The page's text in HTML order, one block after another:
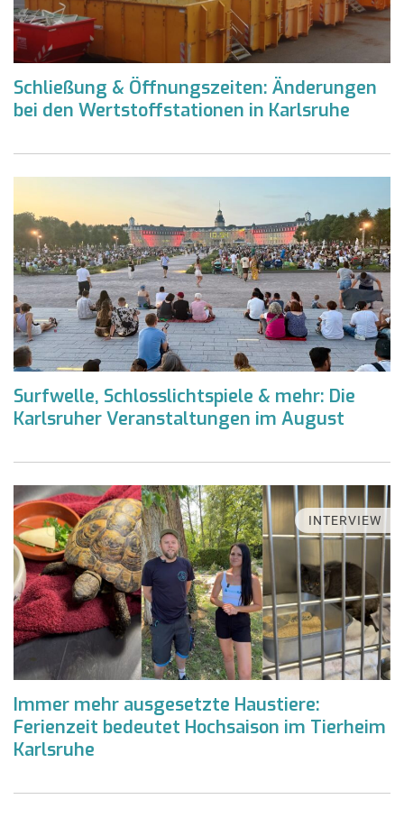
Schließung & Öffnungszeiten: Änderungen
bei den Wertstoffstationen in Karlsruhe
Surfwelle, Schlosslichtspiele & mehr: Die
Karlsruher Veranstaltungen im August
INTERVIEW
Immer mehr ausgesetzte Haustiere:
Ferienzeit bedeutet Hochsaison im Tierheim
Karlsruhe